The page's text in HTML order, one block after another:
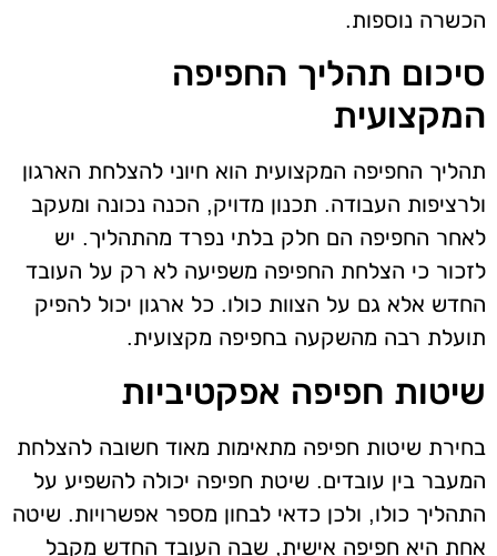
הכשרה נוספות.
סיכום תהליך החפיפה
המקצועית
תהליך החפיפה המקצועית הוא חיוני להצלחת הארגון
ולרציפות העבודה. תכנון מדויק, הכנה נכונה ומעקב
לאחר החפיפה הם חלק בלתי נפרד מהתהליך. יש
לזכור כי הצלחת החפיפה משפיעה לא רק על העובד
החדש אלא גם על הצוות כולו. כל ארגון יכול להפיק
תועלת רבה מהשקעה בחפיפה מקצועית.
שיטות חפיפה אפקטיביות
בחירת שיטות חפיפה מתאימות מאוד חשובה להצלחת
המעבר בין עובדים. שיטת חפיפה יכולה להשפיע על
התהליך כולו, ולכן כדאי לבחון מספר אפשרויות. שיטה
אחת היא חפיפה אישית, שבה העובד החדש מקבל